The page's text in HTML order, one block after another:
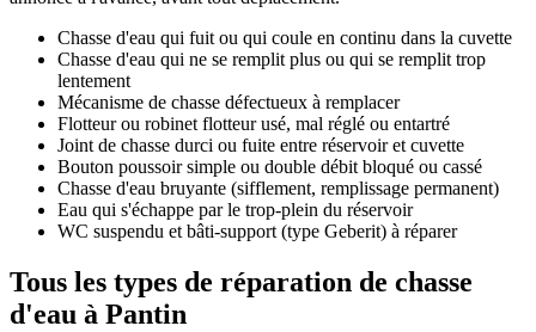
Chasse d'eau qui fuit ou qui coule en continu dans la cuvette
Chasse d'eau qui ne se remplit plus ou qui se remplit trop
lentement
Mécanisme de chasse défectueux à remplacer
Flotteur ou robinet flotteur usé, mal réglé ou entartré
Joint de chasse durci ou fuite entre réservoir et cuvette
Bouton poussoir simple ou double débit bloqué ou cassé
Chasse d'eau bruyante (sifflement, remplissage permanent)
Eau qui s'échappe par le trop-plein du réservoir
WC suspendu et bâti-support (type Geberit) à réparer
Tous les types de réparation de chasse
d'eau à Pantin